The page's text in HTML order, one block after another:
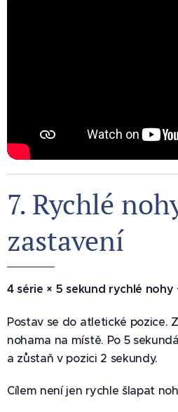
7. Rychlé
zastavení ⚡
4 série × 5 sekund rychlé
Postav se do atletické pozice.
nohama na místě. Po 5
a zůstaň v pozici 2 sekundy.
Cílem není jen rychle šlapat